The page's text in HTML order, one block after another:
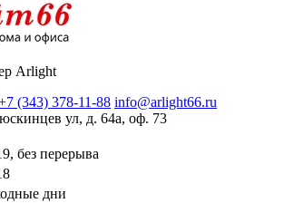
Arlight
(343) 378-11-88 info@arlight66.ru
ул, д. 64а, оф. 73
без перерыва
дни